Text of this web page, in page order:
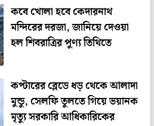
কবে খোলা হবে কেদারনাথ
মন্দিরের দরজা, জানিয়ে দেওয়া
হল শিবরাত্রির পুণ্য তিথিতে
কপ্টারের ব্লেডে ধড় থেকে আলাদা
মুন্ডু, সেলফি তুলতে গিয়ে ভয়ানক
মৃত্যু সরকারি আধিকারিকের